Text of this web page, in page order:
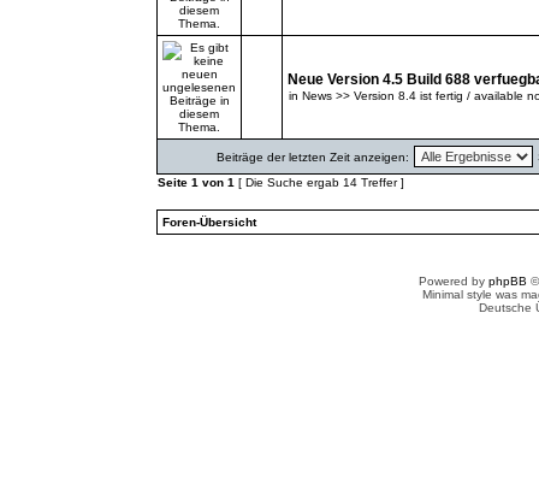
Neue Version 4.5 Build 688
in News >> Version 8.4 ist fertig / available
Beiträge der letzten Zeit anzeigen:
Seite 1 von 1 [ Die Suche ergab 14 Treffer ]
Foren-Übersicht
Powered by phpBB
Minimal style was
Deutsche